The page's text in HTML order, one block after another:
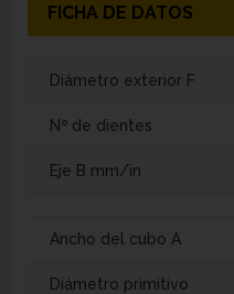
FICHA DE DATOS
Diámetro exterior F
Nº de dientes
Eje B mm/in
Ancho del cubo A
Diámetro primitivo